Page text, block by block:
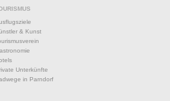
& Kunst
Unterkünfte
in Parndorf